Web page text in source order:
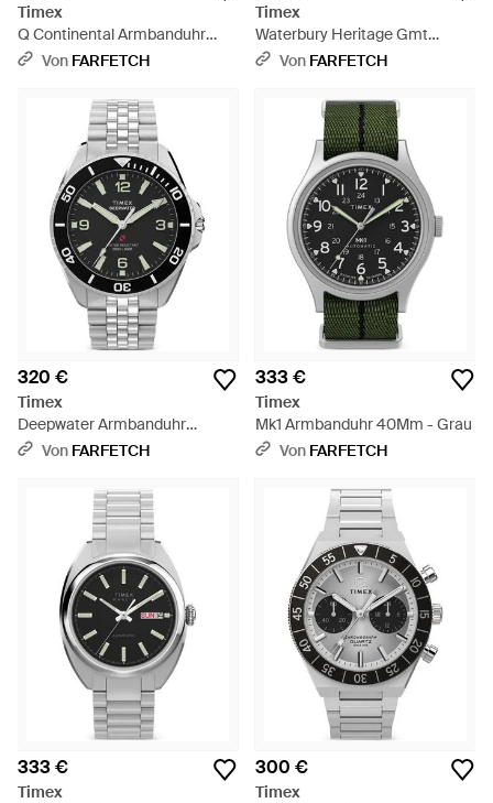
Timex
Q Continental Armbanduhr
40Mm - Grün
Von FARFETCH
Timex
Waterbury Heritage Gmt
Armbanduhr 41,5Mm - Grau
Von FARFETCH
320 €
Timex
Deepwater Armbanduhr
40,5Mm - Grau
Von FARFETCH
333 €
Timex
Mk1 Armbanduhr 40Mm - Grau
Von FARFETCH
333 €
Timex
300 €
Timex